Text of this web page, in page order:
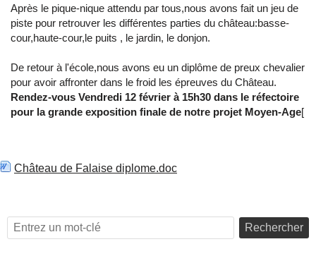
Après le pique-nique attendu par tous,nous avons fait un jeu de
piste pour retrouver les différentes parties du château:basse-
cour,haute-cour,le puits , le jardin, le donjon.
De retour à l'école,nous avons eu un diplôme de preux chevalier
pour avoir affronter dans le froid les épreuves du Château.
Rendez-vous Vendredi 12 février à 15h30 dans le réfectoire
pour la grande exposition finale de notre projet Moyen-Age[
Château de Falaise diplome.doc
Rechercher